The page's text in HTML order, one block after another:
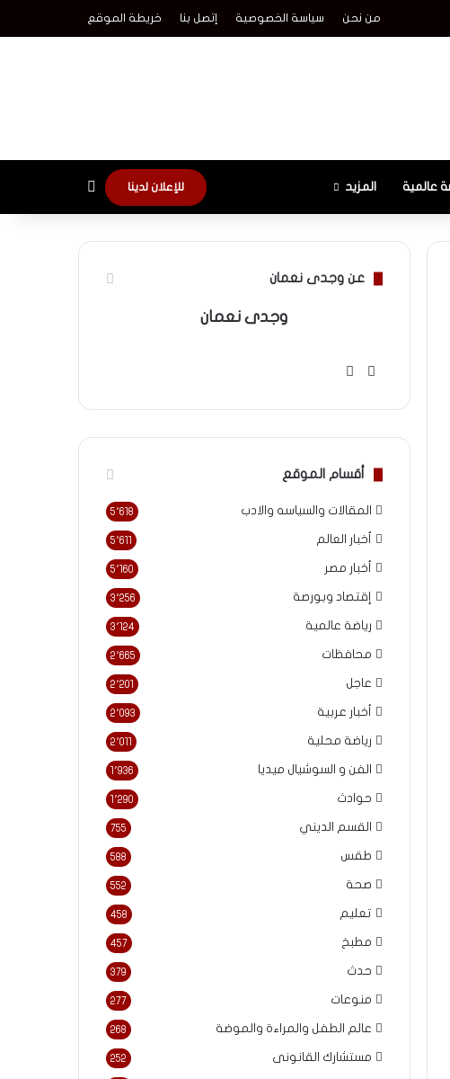
من نحن سياسة الخصوصية إتصل بنا خريطة الموقع
عالمية المزيد للإعلان لدينا
عن وجدى نعمان
وجدى نعمان
موقع
أقسام الموقع
المقالات والسياسه والادب 5٬618
أخبار العالم 5٬611
أخبار مصر 5٬160
إقتصاد وبورصة 3٬256
رياضة عالمية 3٬124
محافظات 2٬665
عاجل 2٬201
أخبار عربية 2٬093
رياضة محلية 2٬011
الفن و السوشيال ميديا 1٬936
حوادث 1٬290
القسم الديني 755
طقس 588
صحة 552
تعليم 458
مطبخ 457
حدث 379
منوعات 277
عالم الطفل والمراءة والموضة 268
مستشارك القانونى 252